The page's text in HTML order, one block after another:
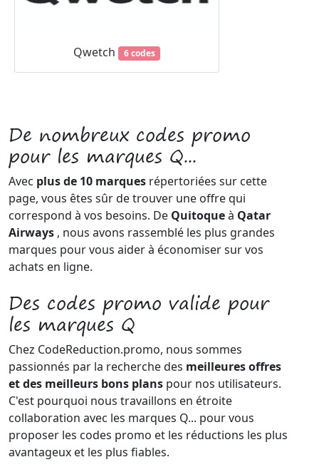
Qwetch 6 codes
De nombreux codes promo
pour les marques Q...
Avec plus de 10 marques répertoriées sur cette
page, vous êtes sûr de trouver une offre qui
correspond à vos besoins. De Quitoqueà Qatar
Airways , nous avons rassemblé les plus grandes
marques pour vous aider à économiser sur vos
achats en ligne.
Des codes promo valide pour
les marques Q
Chez CodeReduction.promo, nous sommes
passionnés par la recherche des meilleures offres
et des meilleurs bons plans pour nos utilisateurs.
C'est pourquoi nous travaillons en étroite
collaboration avec les marques Q... pour vous
proposer les codes promo et les réductions les plus
avantageux et les plus fiables.